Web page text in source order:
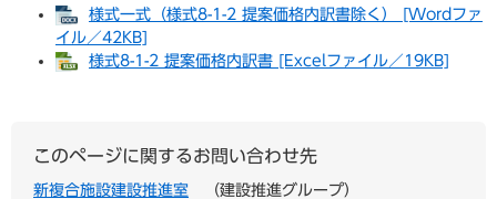
様式一式（様式8-1-2 提案価格内訳書除く） [Wordファ
イル／42KB]
様式8-1-2 提案価格内訳書 [Excelファイル／19KB]
このページに関するお問い合わせ先
新複合施設建設推進室
建設推進グループ